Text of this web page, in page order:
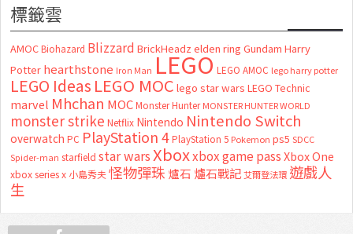
標籤雲
AMOC Biohazard Blizzard BrickHeadz elden ring Gundam Harry
Potter hearthstone Iron Man LEGO LEGO AMOC lego harry potter
LEGO Ideas LEGO MOC lego star wars LEGO Technic
marvel Mhchan MOC Monster Hunter MONSTER HUNTER WORLD
monster strike Netflix Nintendo Nintendo Switch
overwatch PC PlayStation 4 PlayStation 5 Pokemon ps5 SDCC
Spider-man starfield star warsXboxxbox game passXbox One
xbox series x 小島秀夫怪物彈珠 爐石 爐石戰記艾爾登法環 遊戲人
生